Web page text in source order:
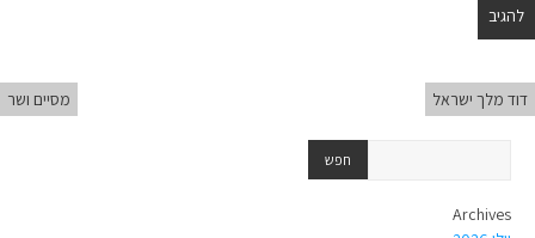
דוד מלך ישראל מסיים ושר
Archives